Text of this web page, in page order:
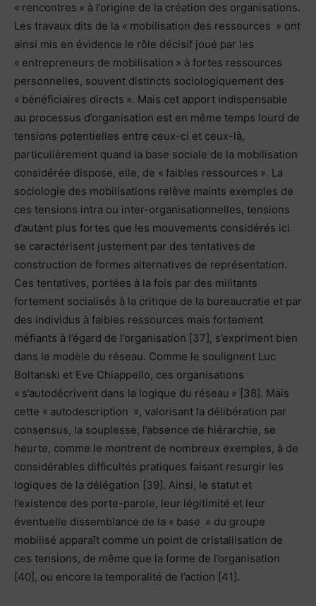
« rencontres » à l’origine de la création des organisations.
Les travaux dits de la « mobilisation des ressources » ont
ainsi mis en évidence le rôle décisif joué par les
« entrepreneurs de mobilisation » à fortes ressources
personnelles, souvent distincts sociologiquement des
« bénéficiaires directs ». Mais cet apport indispensable
au processus d’organisation est en même temps lourd de
tensions potentielles entre ceux-ci et ceux-là,
particulièrement quand la base sociale de la mobilisation
considérée dispose, elle, de « faibles ressources ». La
sociologie des mobilisations relève maints exemples de
ces tensions intra ou inter-organisationnelles, tensions
d’autant plus fortes que les mouvements considérés ici
se caractérisent justement par des tentatives de
construction de formes alternatives de représentation.
Ces tentatives, portées à la fois par des militants
fortement socialisés à la critique de la bureaucratie et par
des individus à faibles ressources mais fortement
méfiants à l’égard de l’organisation [37], s’expriment bien
dans le modèle du réseau. Comme le soulignent Luc
Boltanski et Eve Chiappello, ces organisations
« s’autodécrivent dans la logique du réseau » [38]. Mais
cette « autodescription », valorisant la délibération par
consensus, la souplesse, l’absence de hiérarchie, se
heurte, comme le montrent de nombreux exemples, à de
considérables difficultés pratiques faisant resurgir les
logiques de la délégation [39]. Ainsi, le statut et
l’existence des porte-parole, leur légitimité et leur
éventuelle dissemblance de la « base » du groupe
mobilisé apparaît comme un point de cristallisation de
ces tensions, de même que la forme de l’organisation
[40], ou encore la temporalité de l’action [41].